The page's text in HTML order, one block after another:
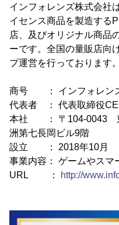
インフォレンズ株式会社
イセンス商品を製造する
店、及びオリジナル商品
ーです。全国の量販店向
プ運営を行っております。
商号 ： インフォレン
代表者 ： 代表取締役
本社 ： 〒104-0043 東
洲第七長岡ビル9階
設立 ： 2018年10月
事業内容： ゲームやスマ
URL ：
http://